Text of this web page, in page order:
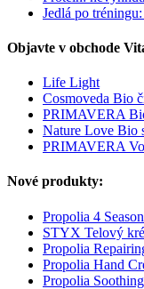
Jedlá po
Objavte v obchode
Life Light
Cosmoveda Bio
PRIMAVERA
Nature Love Bio
PRIMAVERA
Nové produkty:
Propolia 4
STYX Telový
Propolia
Propolia Hand
Propolia